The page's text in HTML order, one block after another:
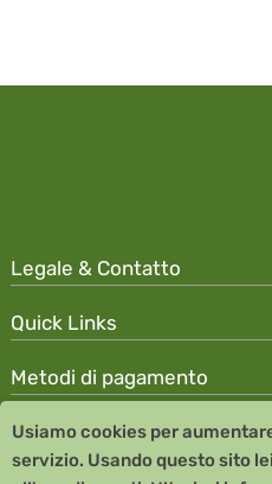
Legale & Contatto
Quick Links
Metodi di pagamento
Copyright © 2026 Team
Remedia Homeopathy GmbH
Usiamo cookies per
servizio. Usando questo sito